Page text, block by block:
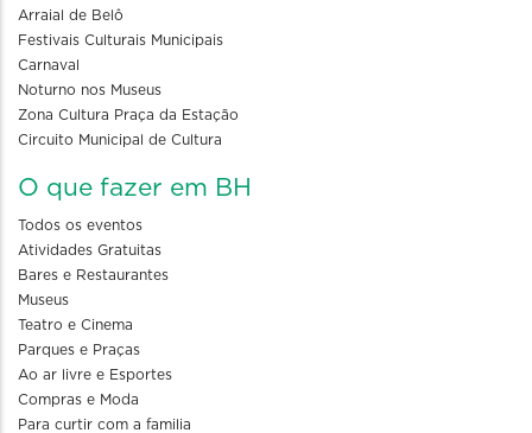
Arraial de Belô
Festivais Culturais Municipais
Carnaval
Noturno nos Museus
Zona Cultura Praça da Estação
Circuito Municipal de Cultura
O que fazer em BH
Todos os eventos
Atividades Gratuitas
Bares e Restaurantes
Museus
Teatro e Cinema
Parques e Praças
Ao ar livre e Esportes
Compras e Moda
Para curtir com a familia